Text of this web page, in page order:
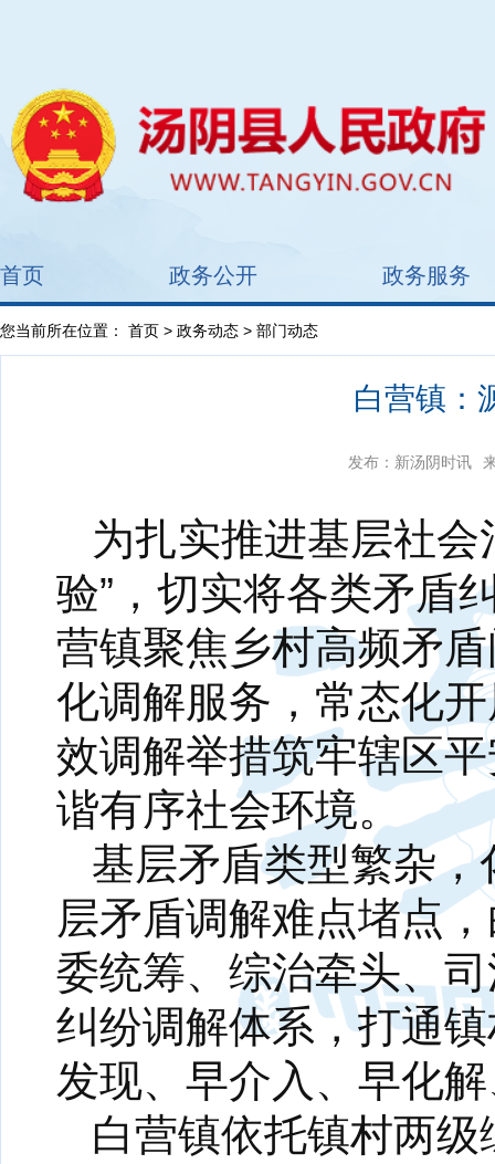
首页 政务公开 政务服务
您当前所在位置： 首页 > 政务动态 > 部门动态
白营镇：
发布：新汤阴时讯
为扎实推进基层社
验”，切实将各类矛盾
营镇聚焦乡村高频矛
化调解服务，常态化
效调解举措筑牢辖区
谐有序社会环境。
基层矛盾类型繁杂
层矛盾调解难点堵点
委统筹、综治牵头、
纠纷调解体系，打通
发现、早介入、早化
白营镇依托镇村两